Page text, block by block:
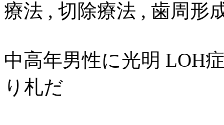
療法 , 切除療法 , 歯周形
中高年男性に光明 LOH
り札だ